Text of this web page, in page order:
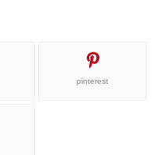
pinterest